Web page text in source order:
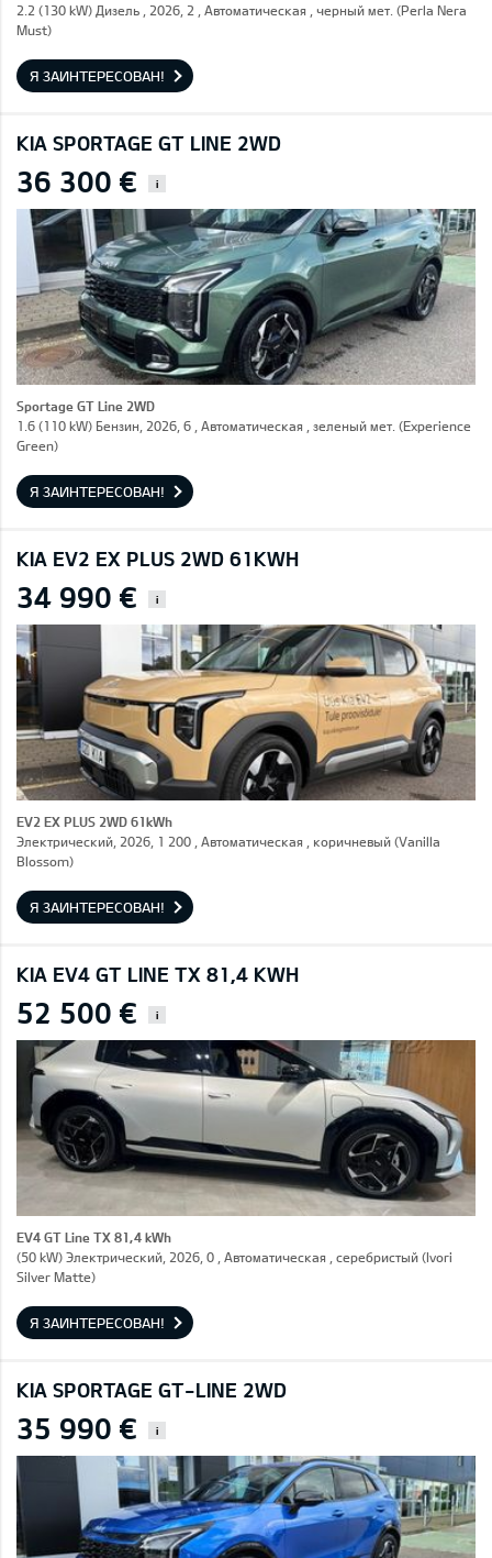
2.2 (130 kW) Дизель , 2026, 2 , Автоматическая , черный мет. (Perla Nera
Must)
Я ЗАИНТЕРЕСОВАН!
KIA SPORTAGE GT LINE 2WD
36 300 € i
Sportage GT Line 2WD
1.6 (110 kW) Бензин, 2026, 6 , Автоматическая , зеленый мет. (Experience
Green)
Я ЗАИНТЕРЕСОВАН!
KIA EV2 EX PLUS 2WD 61KWH
34 990 € i
EV2 EX PLUS 2WD 61kWh
Электрический, 2026, 1 200 , Автоматическая , коричневый (Vanilla
Blossom)
Я ЗАИНТЕРЕСОВАН!
KIA EV4 GT LINE TX 81,4 KWH
52 500 € i
EV4 GT Line TX 81,4 kWh
(50 kW) Электрический, 2026, 0 , Автоматическая , серебристый (Ivori
Silver Matte)
Я ЗАИНТЕРЕСОВАН!
KIA SPORTAGE GT-LINE 2WD
35 990 € i